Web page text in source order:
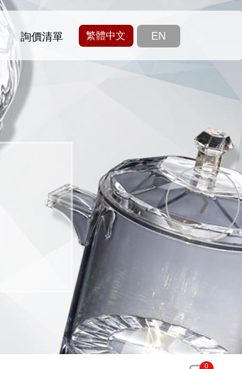
詢價清單 繁體中文 EN
0